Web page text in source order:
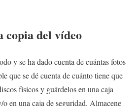
copia del vídeo
y se ha dado cuenta de cuántas fotos
que se dé cuenta de cuánto tiene que
físicos y guárdelos en una caja
en una caja de seguridad. Almacene